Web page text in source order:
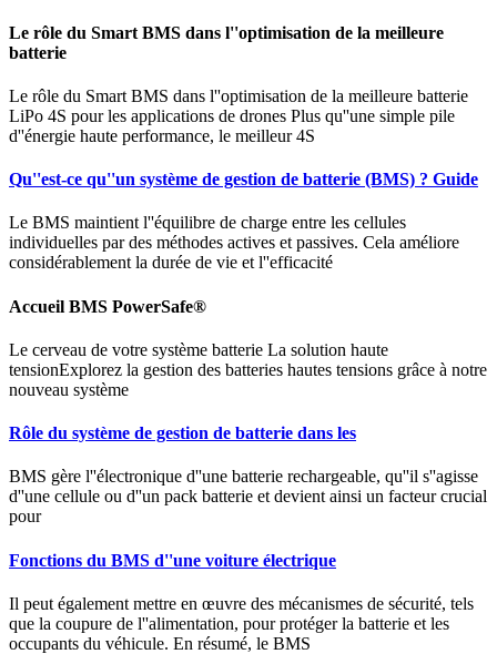
Le rôle du Smart BMS dans l''optimisation de la meilleure
batterie
Le rôle du Smart BMS dans l''optimisation de la meilleure batterie
LiPo 4S pour les applications de drones Plus qu''une simple pile
d''énergie haute performance, le meilleur 4S
Qu''est-ce qu''un système de gestion de batterie (BMS) ? Guide
Le BMS maintient l''équilibre de charge entre les cellules
individuelles par des méthodes actives et passives. Cela améliore
considérablement la durée de vie et l''efficacité
Accueil BMS PowerSafe®
Le cerveau de votre système batterie La solution haute
tensionExplorez la gestion des batteries hautes tensions grâce à notre
nouveau système
Rôle du système de gestion de batterie dans les
BMS gère l''électronique d''une batterie rechargeable, qu''il s''agisse
d''une cellule ou d''un pack batterie et devient ainsi un facteur crucial
pour
Fonctions du BMS d''une voiture électrique
Il peut également mettre en œuvre des mécanismes de sécurité, tels
que la coupure de l''alimentation, pour protéger la batterie et les
occupants du véhicule. En résumé, le BMS